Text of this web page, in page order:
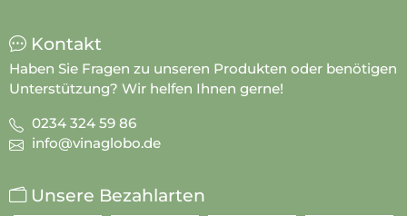
Kontakt
Haben Sie Fragen zu unseren Produkten oder benötigen
Unterstützung? Wir helfen Ihnen gerne!
0234 324 59 86
info@vinaglobo.de
Unsere Bezahlarten